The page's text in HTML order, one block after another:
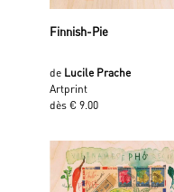
Finnish-Pie
de Lucile Prache
Artprint
dès € 9.00